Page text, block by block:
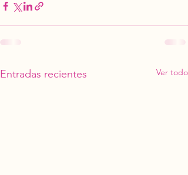
Entradas recientes Ver todo